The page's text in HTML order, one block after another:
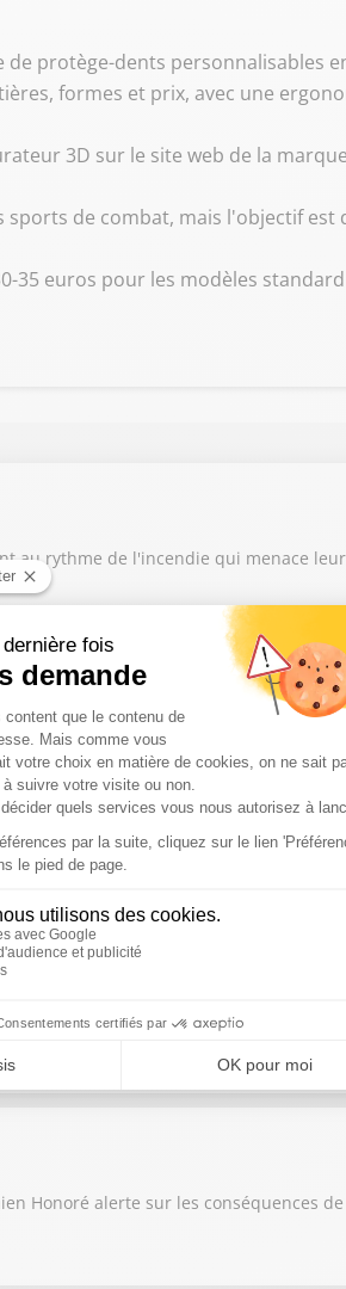
protège-dents personnalisables
formes et prix, avec une
3D sur le site web de la
de combat, mais l'objectif
35 euros pour les modèles
au rythme de l'incendie qui menace
des Pyrénées-Orientales, la solidarité
du syndrome du bébé secoué
: ils anticipent une forte affluence
Honoré alerte sur les conséquences